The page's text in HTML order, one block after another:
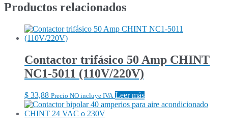
Productos relacionados
Contactor trifásico 50 Amp CHINT
NC1-5011 (110V/220V)
$ 33,88 Precio NO incluye IVA Leer más